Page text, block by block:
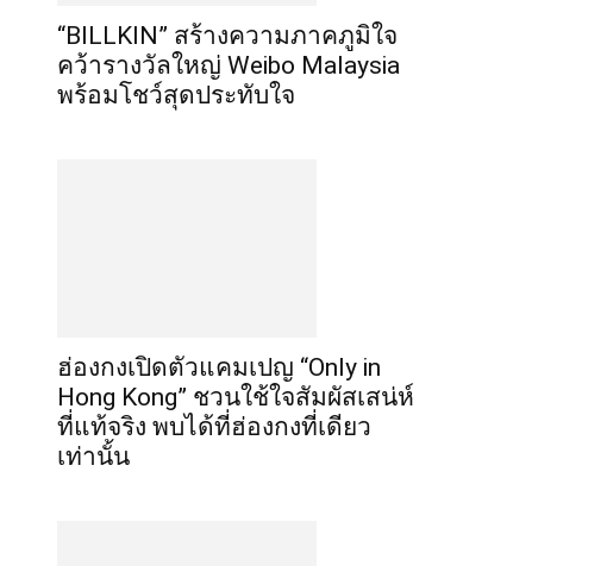
“BILLKIN” สร้างความภาคภูมิใจ
คว้ารางวัลใหญ่ Weibo Malaysia
พร้อมโชว์สุดประทับใจ
ฮ่องกงเปิดตัวแคมเปญ “Only in
Hong Kong” ชวนใช้ใจสัมผัสเสน่ห์
ที่แท้จริง พบได้ที่ฮ่องกงที่เดียว
เท่านั้น